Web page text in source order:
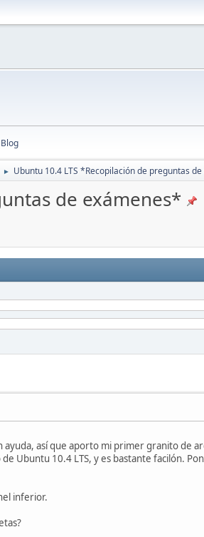
Blog
► Ubuntu 10.4 LTS *Recopilación de preguntas
de exámenes*
así que aporto mi primer granito de
Ubuntu 10.4 LTS, y es bastante facilón.
inferior.